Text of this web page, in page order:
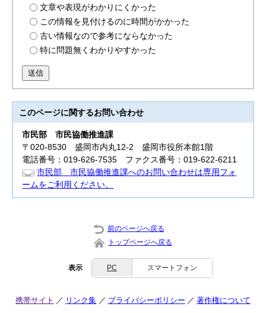
文章や表現がわかりにくかった
この情報を見付けるのに時間がかかった
古い情報なので参考にならなかった
特に問題無くわかりやすかった
送信
このページに関するお問い合わせ
市民部市民協働推進課
〒020-8530 盛岡市内丸12-2 盛岡市役所本館1階
電話番号：019-626-7535 ファクス番号：019-622-6211
市民部 市民協働推進課へのお問い合わせは専用フォ
ームをご利用ください。
前のページへ戻る
トップページへ戻る
表示 PC スマートフォン
携帯サイト リンク集 プライバシーポリシー 著作権について